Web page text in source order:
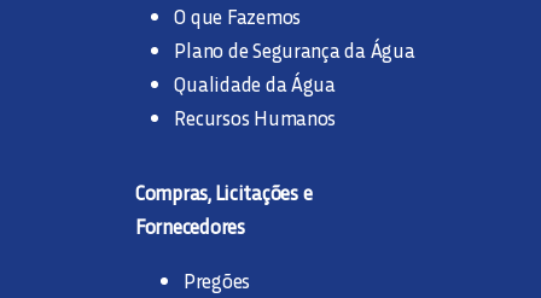
O que Fazemos
Plano de Segurança da Água
Qualidade da Água
Recursos Humanos
Compras, Licitações e
Fornecedores
Pregões